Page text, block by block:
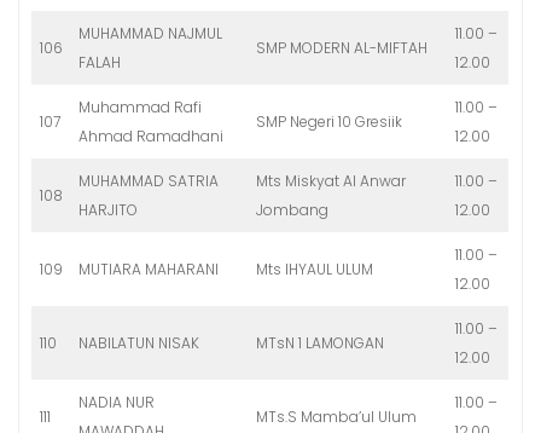
106
MUHAMMAD NAJMUL
FALAH
SMP MODERN AL-MIFTAH
11.00 –
12.00
107
Muhammad Rafi
Ahmad Ramadhani
SMP Negeri 10 Gresiik
11.00 –
12.00
108
MUHAMMAD SATRIA
HARJITO
Mts Miskyat Al Anwar
Jombang
11.00 –
12.00
109 MUTIARA MAHARANI Mts IHYAUL ULUM
11.00 –
12.00
110 NABILATUN NISAK MTsN 1 LAMONGAN
11.00 –
12.00
111
NADIA NUR
MTs.S Mamba’ul Ulum
11.00 –